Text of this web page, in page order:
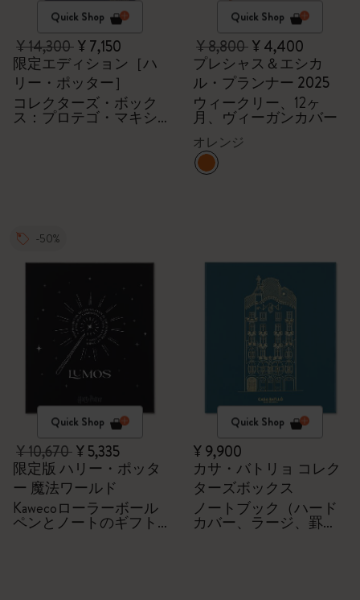
Quick Shop
¥ 14,300¥ 7,150
限定エディション［ハ
リー・ポッター］
コレクターズ・ボック
ス：プロテゴ・マキシ
Quick Shop
¥ 8,800¥ 4,400
プレシャス＆エシカ
ル・プランナー 2025
ウィークリー、12ヶ
月、ヴィーガンカバー
オレンジ
-50%
Quick Shop
¥ 10,670¥ 5,335
限定版 ハリー・ポッタ
ー 魔法ワールド
Kawecoローラーボール
ペンとノートのギフト
Quick Shop
¥ 9,900
カサ・バトリョ コレク
ターズボックス
ノートブック（ハード
カバー、ラージ、罫